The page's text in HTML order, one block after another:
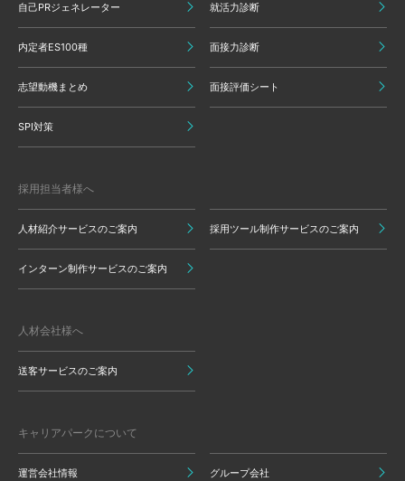
自己PRジェネレーター 就活力診断
内定者ES100種 面接力診断
志望動機まとめ 面接評価シート
SPI対策
採用担当者様へ
人材紹介サービスのご案内 採用ツール制作サービスのご案内
インターン制作サービスのご案内
人材会社様へ
送客サービスのご案内
キャリアパークについて
運営会社情報 グループ会社